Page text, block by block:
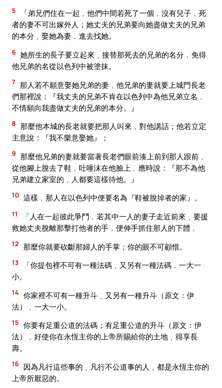
5
「弟兄們住在一起﹐他們中間若死了一個﹐沒有兒子﹐死
者的妻不可出嫁外人；她丈夫的兄弟要向她盡做丈夫的兄弟
的本分﹑娶她為妻﹐進去找她。
6 她所生的長子要立起來﹑接替那死去的兄弟的名分﹐免得
他兄弟的名從以色列中被塗抹。
7 那人若不願意娶她兄弟的妻﹐他兄弟的妻就要上城門長老
們那裡說：『我丈夫的兄弟不肯在以色列中為他兄弟立名﹐
不情願向我盡做丈夫的兄弟的本分。』
8 那麼他本城的長老就要把那人叫來﹐對他講話；他若立定
主意說：『我不樂意娶她』；
9 那麼他兄弟的妻就要當著長老們眼前湊上前到那人跟前﹐
從他腳上脫去了鞋﹐吐唾沫在他臉上﹐應時說：『那不為他
兄弟建立家室的﹑人都要這樣待他。』
10 這樣﹐那人在以色列中便要名為『鞋被脫掉者的家』。
11
「人在一起彼此爭鬥﹐若其中一人的妻子走近前來﹑要援
救她丈夫脫離那擊打他者的手﹐便伸手抓住那人的下體﹐
12 那麼你就要砍斷那婦人的手掌；你的眼不可顧惜。
13
「你提包裡不可有一種法碼﹑又另有一種法碼﹐一大一
小。
14 你家裡不可有一種升斗﹑又另有一種升斗（原文：伊
法）﹐一大一小。
15 你要有足重公道的法碼；有足重公道的升斗（原文：伊
法）﹐好使你在永恆主你的上帝所賜給你的土地﹑得享長
壽。
16 因為凡行這些事的﹑凡行不公道事的人﹑都是永恆主你的
上帝所厭惡的。